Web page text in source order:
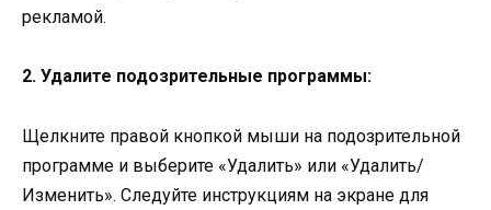
рекламой.
2. Удалите подозрительные программы:
Щелкните правой кнопкой мыши на подозрительной
программе и выберите «Удалить» или «Удалить/
Изменить». Следуйте инструкциям на экране для